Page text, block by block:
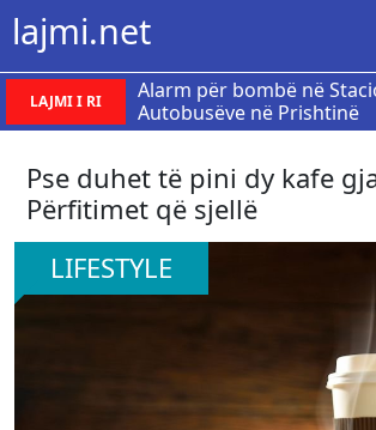
lajmi.net
LAJMI I RI
Alarm për bombë në
Autobusëve në Prishtinë
Pse duhet të pini dy kafe
Përfitimet që sjellë
LIFESTYLE